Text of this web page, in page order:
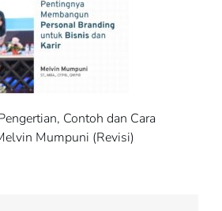
Contoh dan Cara
Mumpuni (Revisi)